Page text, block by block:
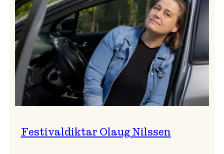
Festivaldiktar Olaug Nilssen